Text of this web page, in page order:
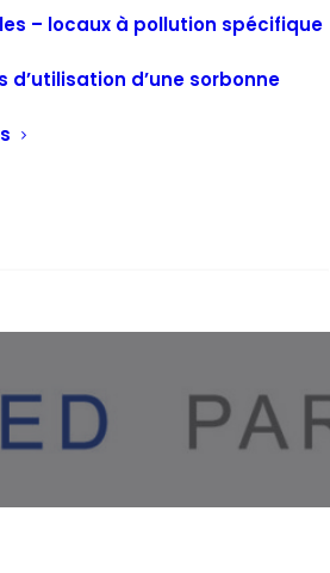
– locaux à pollution spécifique
d’utilisation d’une sorbonne
DEVIENT
DES
DISTECH